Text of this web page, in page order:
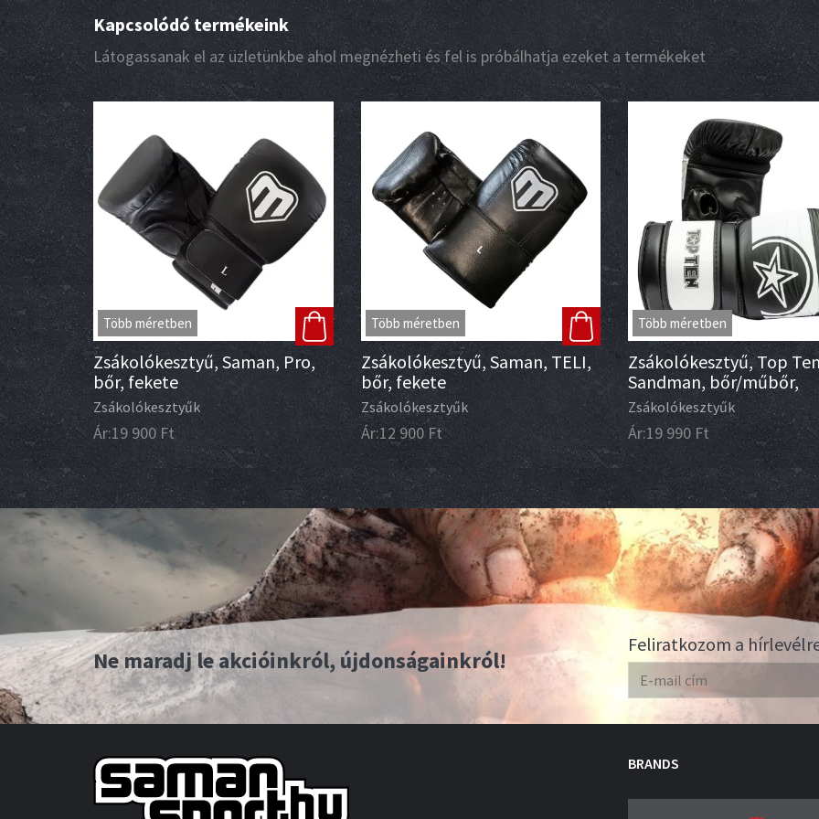
Kapcsolódó termékeink
Látogassanak el az üzletünkbe ahol megnézheti és fel is próbálhatja ezeket a termékeket
Több méretben
Zsákolókesztyű, Saman, Pro,
bőr, fekete
Zsákolókesztyűk
Ár:19 900Ft
Több méretben
Zsákolókesztyű, Saman, TELI,
bőr, fekete
Zsákolókesztyűk
Ár:12 900Ft
Több méretben
Zsákolókesztyű, Top
Sandman, bőr/műbőr,
fekete/fehér
Zsákolókesztyűk
Ár:19 990Ft
Ne maradj le akcióinkról, újdonságainkról!
Feliratkozom a
BRANDS